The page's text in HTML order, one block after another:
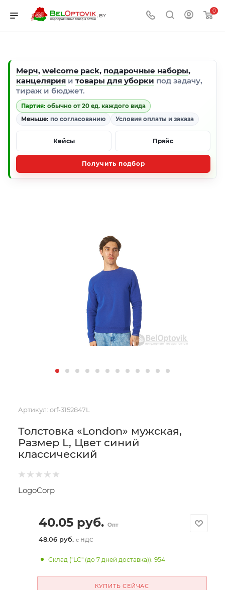
0
Мерч, welcome pack, подарочные наборы,
канцелярия и товары для уборки под задачу,
тираж и бюджет.
Партия: обычно от 20 ед. каждого вида
Меньше: по согласованию Условия оплаты и заказа
Кейсы Прайс
Получить подбор
Артикул: orf-3152847L
Толстовка «London» мужская,
Размер L, Цвет синий
классический
LogoCorp
40.05руб. Опт
48.06 руб. с НДС
Склад ("LC" (до 7 дней доставка)): 954
КУПИТЬ СЕЙЧАС